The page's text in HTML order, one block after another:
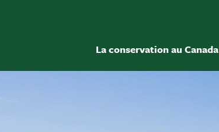
La conservation au Canada